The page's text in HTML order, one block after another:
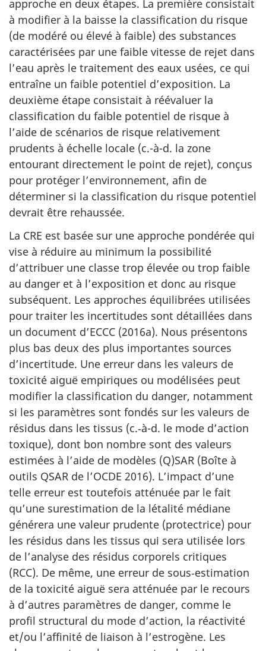
approche en deux étapes. La première consistait
à modifier à la baisse la classification du risque
(de modéré ou élevé à faible) des substances
caractérisées par une faible vitesse de rejet dans
l’eau après le traitement des eaux usées, ce qui
entraîne un faible potentiel d’exposition. La
deuxième étape consistait à réévaluer la
classification du faible potentiel de risque à
l’aide de scénarios de risque relativement
prudents à échelle locale (c.-à-d. la zone
entourant directement le point de rejet), conçus
pour protéger l’environnement, afin de
déterminer si la classification du risque potentiel
devrait être rehaussée.
La CRE est basée sur une approche pondérée qui
vise à réduire au minimum la possibilité
d’attribuer une classe trop élevée ou trop faible
au danger et à l’exposition et donc au risque
subséquent. Les approches équilibrées utilisées
pour traiter les incertitudes sont détaillées dans
un document d’ECCC (2016a). Nous présentons
plus bas deux des plus importantes sources
d’incertitude. Une erreur dans les valeurs de
toxicité aiguë empiriques ou modélisées peut
modifier la classification du danger, notamment
si les paramètres sont fondés sur les valeurs de
résidus dans les tissus (c.‑à-d. le mode d’action
toxique), dont bon nombre sont des valeurs
estimées à l’aide de modèles (Q)SAR (Boîte à
outils QSAR de l’OCDE 2016). L’impact d’une
telle erreur est toutefois atténuée par le fait
qu’une surestimation de la létalité médiane
générera une valeur prudente (protectrice) pour
les résidus dans les tissus qui sera utilisée lors
de l’analyse des résidus corporels critiques
(RCC). De même, une erreur de sous‑estimation
de la toxicité aiguë sera atténuée par le recours
à d’autres paramètres de danger, comme le
profil structural du mode d’action, la réactivité
et/ou l’affinité de liaison à l’estrogène. Les